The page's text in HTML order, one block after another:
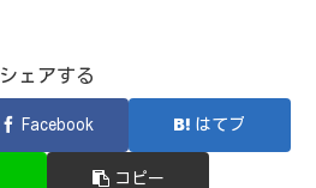
シェアする
Facebook はてブ
コピー